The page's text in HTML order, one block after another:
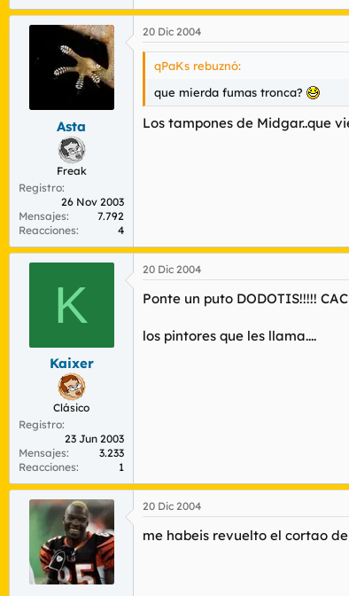
Asta
Freak
Registro
26 Nov 2003
Mensajes
7.792
Reacciones
4
20 Dic 2004
qPaKs rebuznó:
que mierda fumas tronca?
Los tampones de Midgar..que
K
Kaixer
Clásico
Registro
23 Jun 2003
Mensajes
3.233
Reacciones
1
20 Dic 2004
Ponte un puto DODOTIS!!!!!
los pintores que les llama....
20 Dic 2004
me habeis revuelto el cortao